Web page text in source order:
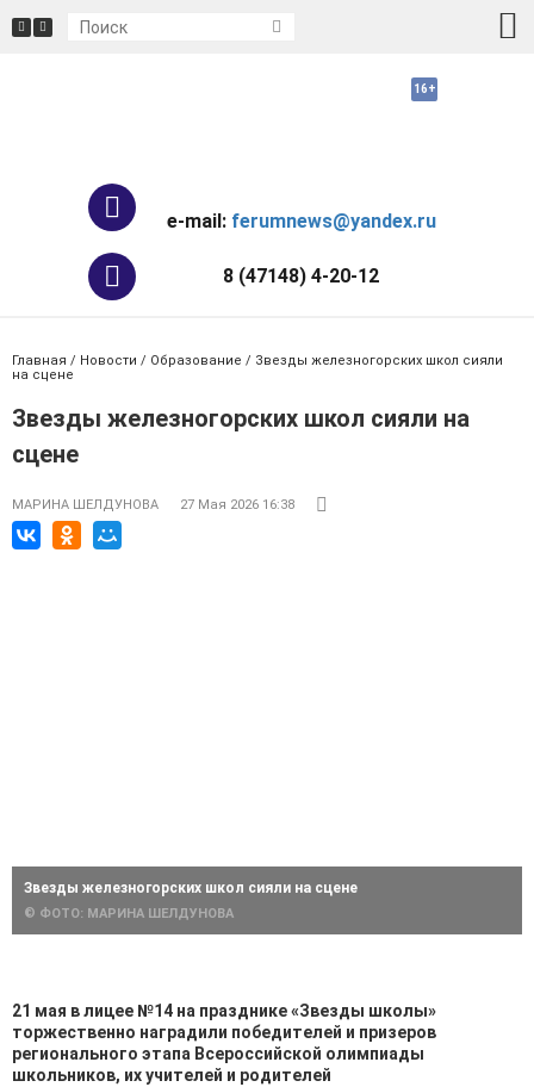
e-mail: ferumnews@yandex.ru
8 (47148) 4-20-12
Главная / Новости / Образование / Звезды железногорских школ сияли
на сцене
Звезды железногорских школ сияли на
сцене
МАРИНА ШЕЛДУНОВА 27 Мая 2026 16:38
Звезды железногорских школ сияли на сцене
© ФОТО: МАРИНА ШЕЛДУНОВА
21 мая в лицее №14 на празднике «Звезды школы»
торжественно наградили победителей и призеров
регионального этапа Всероссийской олимпиады
школьников, их учителей и родителей